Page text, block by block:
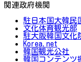
関連政府機関
駐日本国大韓民
文化体育観光部
駐大阪韓国文化
Korea.net
韓国観光公社
韓国コンテンツ